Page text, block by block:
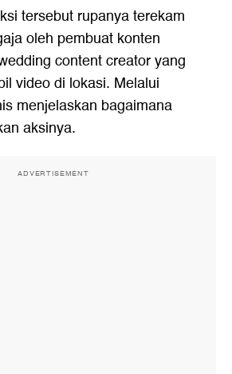
tersebut rupanya terekam
oleh pembuat konten
content creator yang
video di lokasi. Melalui
menjelaskan bagaimana
aksinya.
ADVERTISEMENT